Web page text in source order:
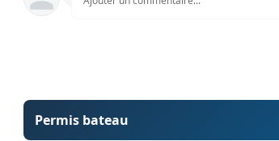
Permis bateau